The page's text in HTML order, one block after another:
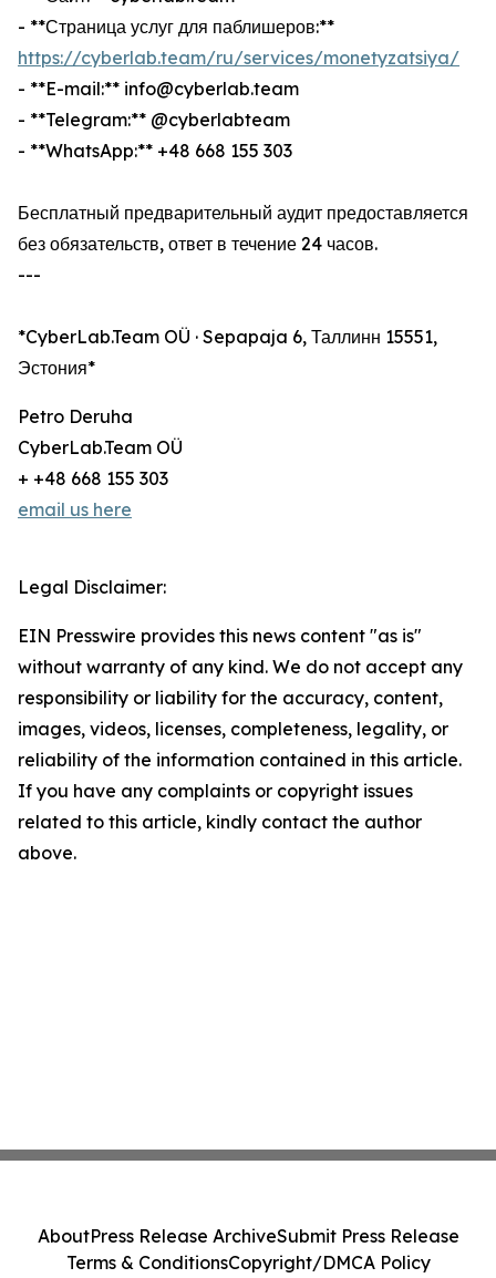
- **Страница услуг для паблишеров:**
https://cyberlab.team/ru/services/monetyzatsiya/
- **E-mail:** info@cyberlab.team
- **Telegram:** @cyberlabteam
- **WhatsApp:** +48 668 155 303
Бесплатный предварительный аудит предоставляется
без обязательств, ответ в течение 24 часов.
---
*CyberLab.Team OÜ · Sepapaja 6, Таллинн 15551,
Эстония*
Petro Deruha
CyberLab.Team OÜ
+ +48 668 155 303
email us here
Legal Disclaimer:
EIN Presswire provides this news content "as is"
without warranty of any kind. We do not accept any
responsibility or liability for the accuracy, content,
images, videos, licenses, completeness, legality, or
reliability of the information contained in this article.
If you have any complaints or copyright issues
related to this article, kindly contact the author
above.
AboutPress Release ArchiveSubmit Press Release
Terms & ConditionsCopyright/DMCA Policy